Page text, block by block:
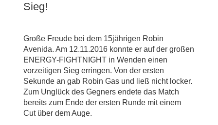
Sieg!
Große Freude bei dem 15jährigen Robin
Avenida. Am 12.11.2016 konnte er auf der großen
ENERGY-FIGHTNIGHT in Wenden einen
vorzeitigen Sieg erringen. Von der ersten
Sekunde an gab Robin Gas und ließ nicht locker.
Zum Unglück des Gegners endete das Match
bereits zum Ende der ersten Runde mit einem
Cut über dem Auge.